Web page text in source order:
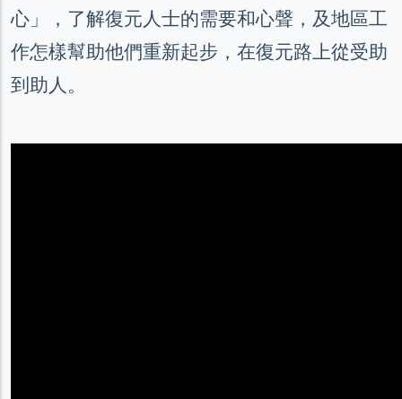
心」，了解復元人士的需要和心聲，及地區工
作怎樣幫助他們重新起步，在復元路上從受助
到助人。